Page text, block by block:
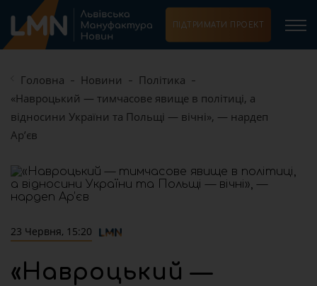
ПІДТРИМАТИ ПРОЕКТ
Головна Новини
Політика
«Навроцький — тимчасове явище в політиці, а
відносини України та Польщі — вічні», — нардеп
Ар’єв
23 Червня, 15:20
«Навроцький —